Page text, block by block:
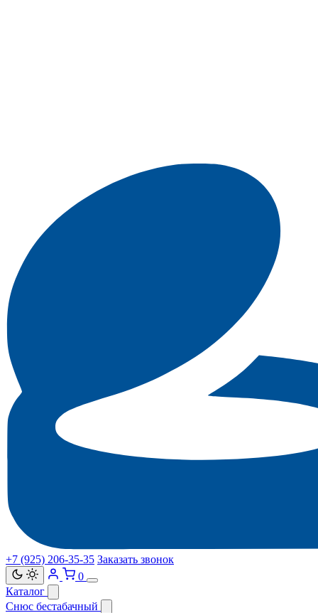
+7 (925) 206‑35‑35 Заказать звонок
0
Каталог
Снюс бестабачный